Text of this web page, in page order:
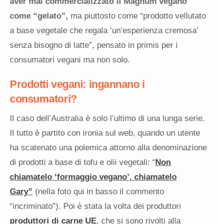
come “gelato”, ma piuttosto come “prodotto vellutato
a base vegetale che regala ‘un’esperienza cremosa’
senza bisogno di latte”, pensato in primis per i
consumatori vegani ma non solo.
Prodotti vegani: ingannano i
consumatori?
Il caso dell’Australia è solo l’ultimo di una lunga serie.
Il tutto è partito con ironia sul web, quando un utente
ha scatenato una polemica attorno alla denominazione
di prodotti a base di tofu e olii vegetali: “ Non
chiamatelo ‘formaggio vegano’, chiamatelo
Gary” (nella foto qui in basso il commento
“incriminato”). Poi è stata la volta dei produttori
produttori di carne UE, che si sono rivolti alla